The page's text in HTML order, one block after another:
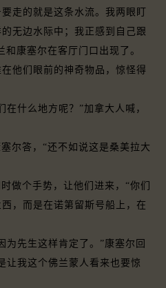
走的就是这条水流。我两眼盯
无边水际中；我正感到自己跟
和康塞尔在客厅门口出现了。
们眼前的神奇物品，惊怪得
什么地方呢？”加拿大人喊，
答，“还不如说这是桑美拉大
个手势，让他们进来，“你们
，而是在诺第留斯号船上，在
先生这样肯定了。”康塞尔回
让我这个佛兰蒙人看来也要惊